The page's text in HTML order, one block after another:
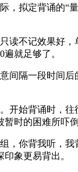
，拟定背诵的“
读不记效果好
就足够了。
间隔一段时间
开始背诵时，
时的困难所吓倒
，你背我听，
象更易背出。